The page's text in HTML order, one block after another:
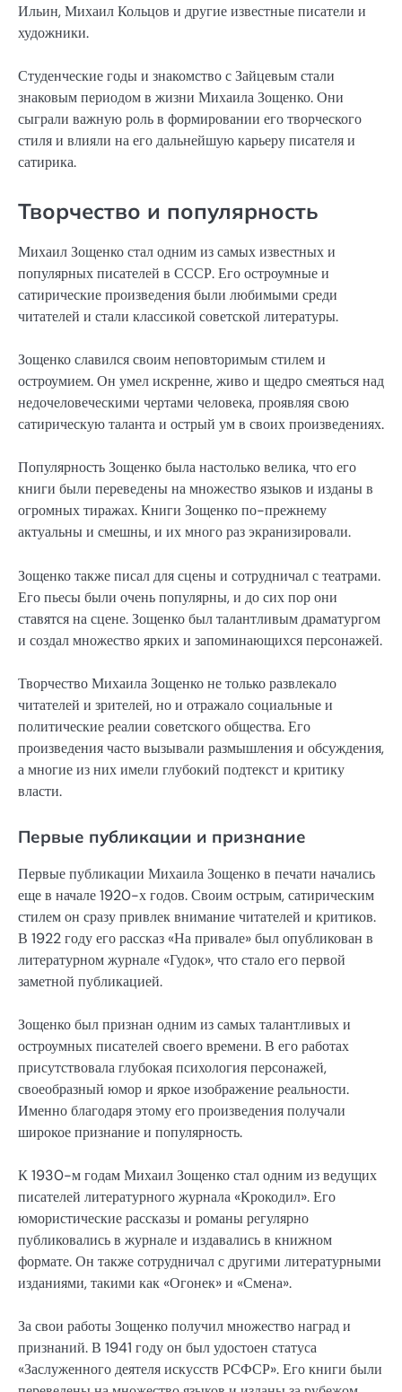
Ильин, Михаил Кольцов и другие известные писатели и
художники.
Студенческие годы и знакомство с Зайцевым стали
знаковым периодом в жизни Михаила Зощенко. Они
сыграли важную роль в формировании его творческого
стиля и влияли на его дальнейшую карьеру писателя и
сатирика.
Творчество и популярность
Михаил Зощенко стал одним из самых известных и
популярных писателей в СССР. Его остроумные и
сатирические произведения были любимыми среди
читателей и стали классикой советской литературы.
Зощенко славился своим неповторимым стилем и
остроумием. Он умел искренне, живо и щедро смеяться над
недочеловеческими чертами человека, проявляя свою
сатирическую таланта и острый ум в своих произведениях.
Популярность Зощенко была настолько велика, что его
книги были переведены на множество языков и изданы в
огромных тиражах. Книги Зощенко по-прежнему
актуальны и смешны, и их много раз экранизировали.
Зощенко также писал для сцены и сотрудничал с театрами.
Его пьесы были очень популярны, и до сих пор они
ставятся на сцене. Зощенко был талантливым драматургом
и создал множество ярких и запоминающихся персонажей.
Творчество Михаила Зощенко не только развлекало
читателей и зрителей, но и отражало социальные и
политические реалии советского общества. Его
произведения часто вызывали размышления и обсуждения,
а многие из них имели глубокий подтекст и критику
власти.
Первые публикации и признание
Первые публикации Михаила Зощенко в печати начались
еще в начале 1920-х годов. Своим острым, сатирическим
стилем он сразу привлек внимание читателей и критиков.
В 1922 году его рассказ «На привале» был опубликован в
литературном журнале «Гудок», что стало его первой
заметной публикацией.
Зощенко был признан одним из самых талантливых и
остроумных писателей своего времени. В его работах
присутствовала глубокая психология персонажей,
своеобразный юмор и яркое изображение реальности.
Именно благодаря этому его произведения получали
широкое признание и популярность.
К 1930-м годам Михаил Зощенко стал одним из ведущих
писателей литературного журнала «Крокодил». Его
юмористические рассказы и романы регулярно
публиковались в журнале и издавались в книжном
формате. Он также сотрудничал с другими литературными
изданиями, такими как «Огонек» и «Смена».
За свои работы Зощенко получил множество наград и
признаний. В 1941 году он был удостоен статуса
«Заслуженного деятеля искусств РСФСР». Его книги были